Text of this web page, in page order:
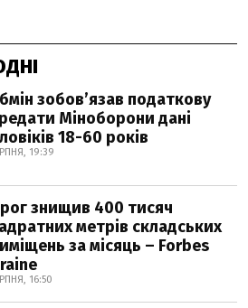
зобовʼязав податкову
Міноборони дані
18-60 років
19:39
знищив 400 тисяч
метрів складських
за місяць – Forbes
16:50